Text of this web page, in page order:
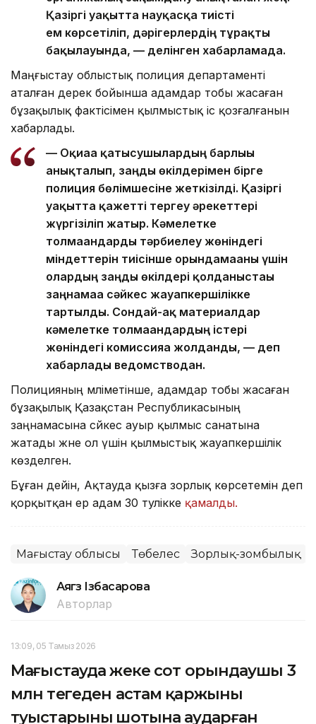
Қазіргі уақытта науқасқа тиісті
ем көрсетіліп, дәрігерлердің тұрақты
бақылауында, — делінген хабарламада.
Маңғыстау облыстық полиция департаменті
аталған дерек бойынша адамдар тобы жасаған
бұзақылық фактісімен қылмыстық іс қозғалғанын
хабарлады.
— Оқиғаға қатысушылардың барлығы
анықталып, заңды өкілдерімен бірге
полиция бөлімшесіне жеткізілді. Қазіргі
уақытта қажетті тергеу әрекеттері
жүргізіліп жатыр. Кәмелетке
толмағандарды тәрбиелеу жөніндегі
міндеттерін тиісінше орындамағаны үшін
олардың заңды өкілдері қолданыстағы
заңнамаға сәйкес жауапкершілікке
тартылды. Сондай-ақ материалдар
кәмелетке толмағандардың істері
жөніндегі комиссияға жолданды, — деп
хабарлады ведомстводан.
Полицияның мәліметінше, адамдар тобы жасаған
бұзақылық Қазақстан Республикасының
заңнамасына сәйкес ауыр қылмыс санатына
жатады және ол үшін қылмыстық жауапкершілік
көзделген.
Бұған дейін, Ақтауда қызға зорлық көрсетемін деп
қорқытқан ер адам 30 тәулікке қамалды.
Маңғыстау облысы Төбелес Зорлық-зомбылық
Аягөз Ізбасарова
Авторлар
13:09, 05 Тамыз 2026
Маңғыстауда жеке сот орындаушы 3
млн теңгеден астам қаржыны
туыстарының шотына аударған